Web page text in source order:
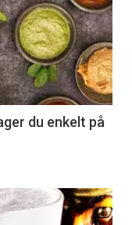
du enkelt på